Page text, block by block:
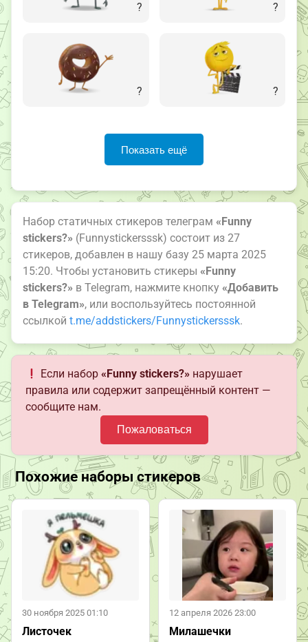
? ?
? ?
Показать ещё
Набор статичных стикеров телеграм «Funny
stickers?» (Funnystickersssk) состоит из 27
стикеров, добавлен в нашу базу 25 марта 2025
15:20. Чтобы установить стикеры «Funny
stickers?» в Telegram, нажмите кнопку «Добавить
в Telegram», или воспользуйтесь постоянной
ссылкой t.me/addstickers/Funnystickersssk.
Если набор«Funny stickers?» нарушает
правила или содержит запрещённый контент —
сообщите нам.
Пожаловаться
Похожие наборы стикеров
30 ноября 2025 01:10
Листочек
12 апреля 2026 23:00
Милашечки